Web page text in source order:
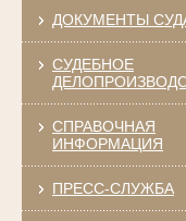
ДОКУМЕНТЫ
СУДЕБНОЕ
СПРАВОЧНАЯ
ИНФОРМАЦИЯ
ПРЕСС-СЛУЖБА